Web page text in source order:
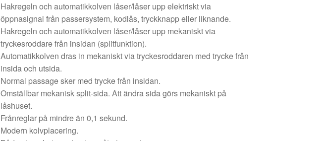
Hakregeln och automatikkolven låser/låser upp elektriskt via
öppnasignal från passersystem, kodlås, tryckknapp eller liknande.
Hakregeln och automatikkolven låser/låser upp mekaniskt via
tryckesroddare från insidan (splitfunktion).
Automatikkolven dras in mekaniskt via tryckesroddaren med trycke från
insida och utsida.
Normal passage sker med trycke från insidan.
Omställbar mekanisk split-sida. Att ändra sida görs mekaniskt på
låshuset.
Frånreglar på mindre än 0,1 sekund.
Modern kolvplacering.